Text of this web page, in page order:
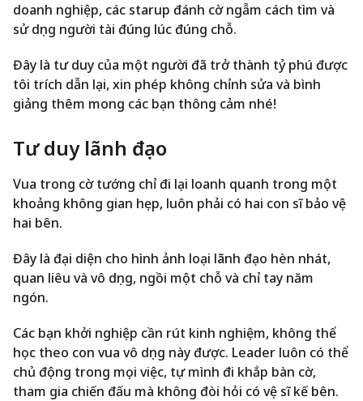
doanh nghiệp, các starup đánh cờ ngẫm cách tìm và
sử dụng người tài đúng lúc đúng chỗ.
Đây là tư duy của một người đã trở thành tỷ phú được
tôi trích dẫn lại, xin phép không chỉnh sửa và bình
giảng thêm mong các bạn thông cảm nhé!
Tư duy lãnh đạo
Vua trong cờ tướng chỉ đi lại loanh quanh trong một
khoảng không gian hẹp, luôn phải có hai con sĩ bảo vệ
hai bên.
Đây là đại diện cho hình ảnh loại lãnh đạo hèn nhát,
quan liêu và vô dụng, ngồi một chỗ và chỉ tay năm
ngón.
Các bạn khởi nghiệp cần rút kinh nghiệm, không thể
học theo con vua vô dụng này được. Leader luôn có thể
chủ động trong mọi việc, tự mình đi khắp bàn cờ,
tham gia chiến đấu mà không đòi hỏi có vệ sĩ kế bên.